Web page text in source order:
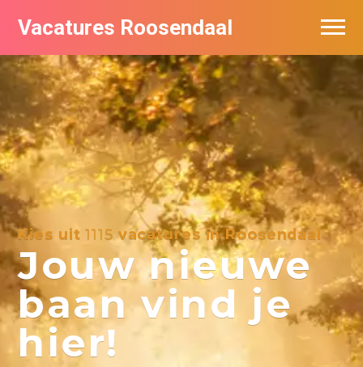
Vacatures Roosendaal
Kies uit1115vacatures in Roosendaal
Jouw nieuwe
baan vind je
hier!
Vacatures bij bedrijven
De populairste vacatures in Roosendaal